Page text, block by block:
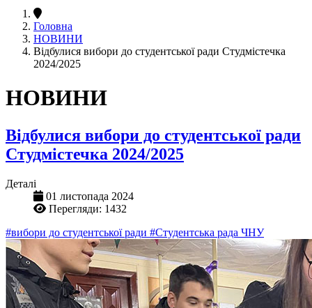
Головна
НОВИНИ
Відбулися вибори до студентської ради Студмістечка
2024/2025
НОВИНИ
Відбулися вибори до студентської ради
Студмістечка 2024/2025
Деталі
01 листопада 2024
Перегляди: 1432
#вибори до студентської ради #Студентська рада ЧНУ